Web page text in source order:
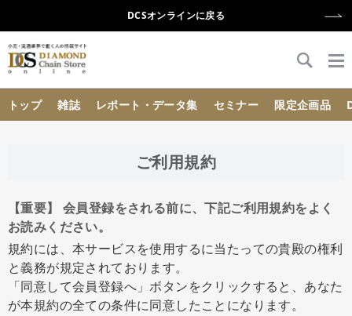
DCSオンラインに戻る
トップ 雑誌 レポート・データ集 セミナー 限定企画品
ご利用規約
【重要】 会員登録をされる前に、下記ご利用規約をよく
お読みください。
規約には、本サービスを使用するに当たっての貴殿の権利
と義務が規定されております。
「同意して会員登録へ」ボタンをクリックすると、あなた
が本規約の全ての条件に同意したことになります。